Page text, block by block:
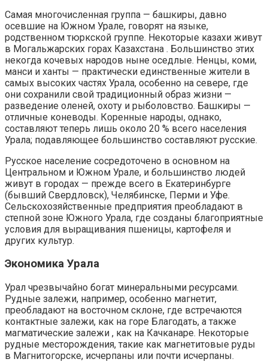
Самая многочисленная группа — башкиры, давно
осевшие на Южном Урале, говорят на языке,
родственном тюркской группе. Некоторые казахи живут
в Могальжарских горах Казахстана . Большинство этих
некогда кочевых народов ныне оседлые. Ненцы, коми,
манси и ханты — практически единственные жители в
самых высоких частях Урала, особенно на севере, где
они сохранили свой традиционный образ жизни —
разведение оленей, охоту и рыболовство. Башкиры —
отличные коневоды. Коренные народы, однако,
составляют теперь лишь около 20 % всего населения
Урала; подавляющее большинство составляют русские.
Русское население сосредоточено в основном на
Центральном и Южном Урале, и большинство людей
живут в городах — прежде всего в Екатеринбурге
(бывший Свердловск), Челябинске, Перми и Уфе.
Сельскохозяйственные предприятия преобладают в
степной зоне Южного Урала, где созданы благоприятные
условия для выращивания пшеницы, картофеля и
других культур.
Экономика Урала
Урал чрезвычайно богат минеральными ресурсами.
Рудные залежи, например, особенно магнетит,
преобладают на восточном склоне, где встречаются
контактные залежи, как на горе Благодать, а также
магматические залежи , как на Качканаре. Некоторые
рудные месторождения, такие как магнетитовые руды
в Магнитогорске, исчерпаны или почти исчерпаны.